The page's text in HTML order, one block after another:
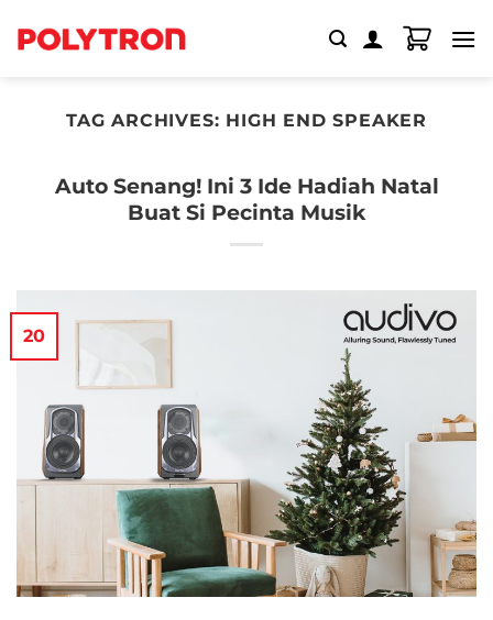
TAG ARCHIVES: HIGH END SPEAKER
Auto Senang! Ini 3 Ide Hadiah Natal
Buat Si Pecinta Musik
20